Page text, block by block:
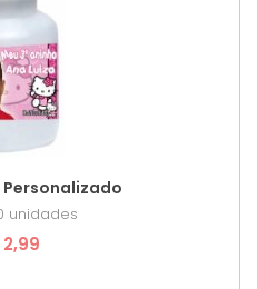
Personalizado
unidades
2,99